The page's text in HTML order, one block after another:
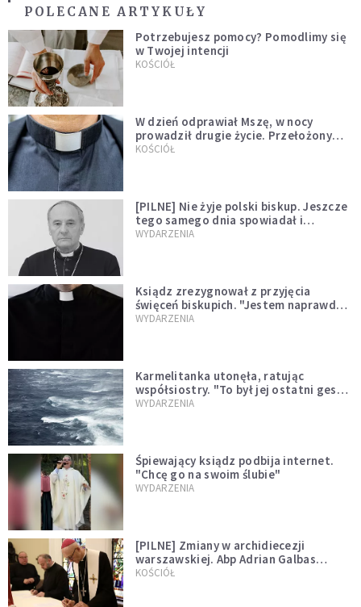
POLECANE ARTYKUŁY
Potrzebujesz pomocy? Pomodlimy się
w Twojej intencji
KOŚCIÓŁ
W dzień odprawiał Mszę, w nocy
prowadził drugie życie. Przełożony
kazał mu opuścić zakon
KOŚCIÓŁ
[PILNE] Nie żyje polski biskup. Jeszcze
tego samego dnia spowiadał i
sprawował Mszę świętą
WYDARZENIA
Ksiądz zrezygnował z przyjęcia
święceń biskupich. "Jestem naprawdę
niegodny"
WYDARZENIA
Karmelitanka utonęła, ratując
współsiostry. "To był jej ostatni gest
miłości"
WYDARZENIA
Śpiewający ksiądz podbija internet.
"Chcę go na swoim ślubie"
WYDARZENIA
[PILNE] Zmiany w archidiecezji
warszawskiej. Abp Adrian Galbas
wręczył dekrety nowym proboszczom
KOŚCIÓŁ